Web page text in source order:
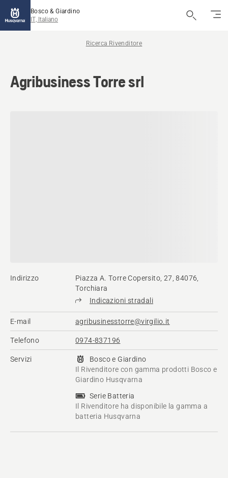
Bosco & Giardino
IT, Italiano
Ricerca Rivenditore
Agribusiness Torre srl
Indirizzo
Piazza A. Torre Copersito, 27, 84076,
Torchiara
Indicazioni stradali
E-mail agribusinesstorre@virgilio.it
Telefono 0974-837196
Servizi
Bosco e Giardino
Il Rivenditore con gamma prodotti Bosco e
Giardino Husqvarna
Serie Batteria
Il Rivenditore ha disponibile la gamma a
batteria Husqvarna